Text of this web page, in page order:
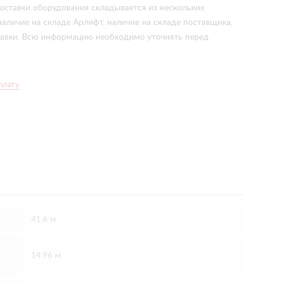
оборудования складывается из нескольких
на складе Арлифт, наличие на складе поставщика,
Всю информацию необходимо уточнять перед
41.6 м
14.96 м